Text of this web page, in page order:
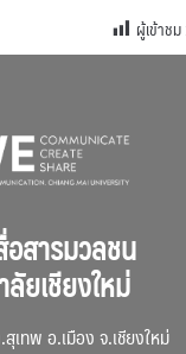
ผู้เข้าชม
สารมวลชน
ยเชียงใหม่
เทพ อ.เมือง จ.เชียงใหม่